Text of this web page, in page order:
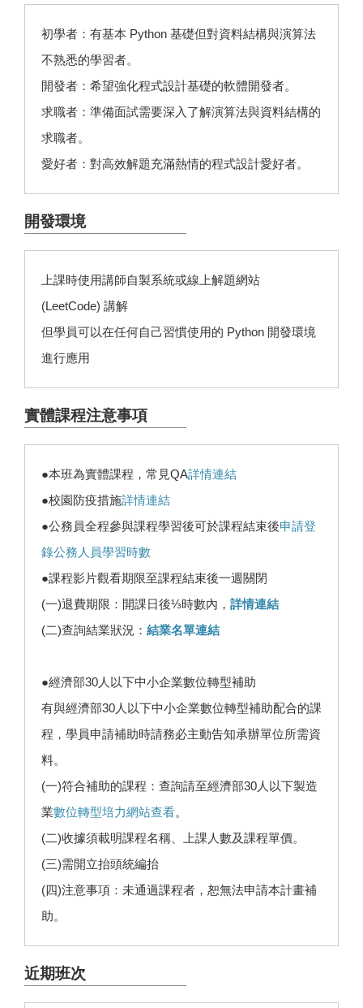
初學者：有基本 Python 基礎但對資料結構與演算法
不熟悉的學習者。
開發者：希望強化程式設計基礎的軟體開發者。
求職者：準備面試需要深入了解演算法與資料結構的
求職者。
愛好者：對高效解題充滿熱情的程式設計愛好者。
開發環境
上課時使用講師自製系統或線上解題網站
(LeetCode) 講解
但學員可以在任何自己習慣使用的 Python 開發環境
進行應用
實體課程注意事項
●本班為實體課程，常見QA詳情連結
●校園防疫措施詳情連結
●公務員全程參與課程學習後可於課程結束後申請登
錄公務人員學習時數
●課程影片觀看期限至課程結束後一週關閉
(一)退費期限：開課日後⅓時數內， 詳情連結
(二)查詢結業狀況： 結業名單連結
●經濟部30人以下中小企業數位轉型補助
有與經濟部30人以下中小企業數位轉型補助配合的課
程，學員申請補助時請務必主動告知承辦單位所需資
料。
(一)符合補助的課程：查詢請至經濟部30人以下製造
業數位轉型培力網站查看。
(二)收據須載明課程名稱、上課人數及課程單價。
(三)需開立抬頭統編抬
(四)注意事項：未通過課程者，恕無法申請本計畫補
助。
近期班次